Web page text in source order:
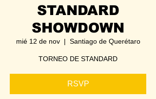
STANDARD
SHOWDOWN
mié 12 de nov
  |
Santiago de Querétaro
TORNEO DE STANDARD
RSVP